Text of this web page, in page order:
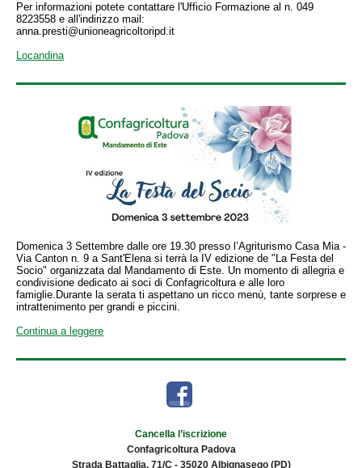
Per informazioni potete contattare l'Ufficio Formazione al n. 049
8223558 e all'indirizzo mail:
anna.presti@unioneagricoltoripd.it
Locandina
Domenica 3 Settembre dalle ore 19.30 presso l’Agriturismo Casa Mia -
Via Canton n. 9 a Sant'Elena si terrà la IV edizione de "La Festa del
Socio" organizzata dal Mandamento di Este. Un momento di allegria e
condivisione dedicato ai soci di Confagricoltura e alle loro
famiglie.Durante la serata ti aspettano un ricco menù, tante sorprese e
intrattenimento per grandi e piccini.
Continua a leggere
Cancella l’iscrizione
Confagricoltura Padova
Strada Battaglia, 71/C - 35020 Albignasego (PD)